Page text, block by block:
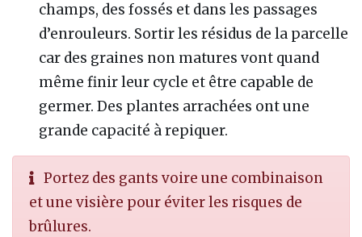
champs, des fossés et dans les passages
d’enrouleurs. Sortir les résidus de la parcelle
car des graines non matures vont quand
même finir leur cycle et être capable de
germer. Des plantes arrachées ont une
grande capacité à repiquer.
Portez des gants voire une combinaison
et une visière pour éviter les risques de
brûlures.